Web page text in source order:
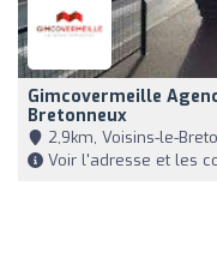
Gimcovermeille
Bretonneux
2,9km, Voisins-le-
Voir l'adresse et les